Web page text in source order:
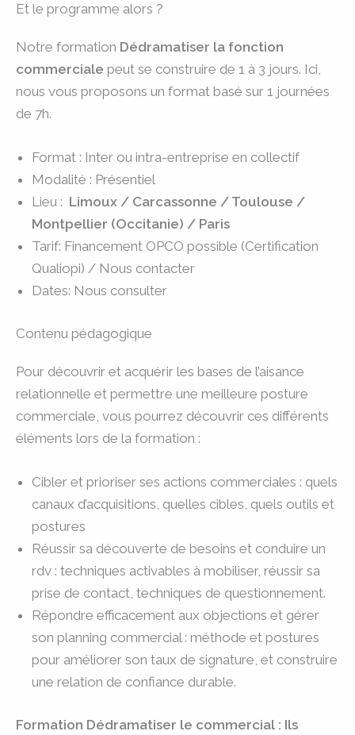
Et le programme alors ?
Notre formation Dédramatiser la fonction
commerciale peut se construire de 1 à 3 jours. Ici,
nous vous proposons un format basé sur 1 journées
de 7h.
Format : Inter ou intra-entreprise en collectif
Modalité : Présentiel
Lieu : Limoux / Carcassonne / Toulouse /
Montpellier (Occitanie) / Paris
Tarif: Financement OPCO possible (Certification
Qualiopi) / Nous contacter
Dates: Nous consulter
Contenu pédagogique
Pour découvrir et acquérir les bases de l’aisance
relationnelle et permettre une meilleure posture
commerciale, vous pourrez découvrir ces différents
éléments lors de la formation :
Cibler et prioriser ses actions commerciales : quels
canaux d’acquisitions, quelles cibles, quels outils et
postures
Réussir sa découverte de besoins et conduire un
rdv : techniques activables à mobiliser, réussir sa
prise de contact, techniques de questionnement.
Répondre efficacement aux objections et gérer
son planning commercial : méthode et postures
pour améliorer son taux de signature, et construire
une relation de confiance durable.
Formation Dédramatiser le commercial : Ils